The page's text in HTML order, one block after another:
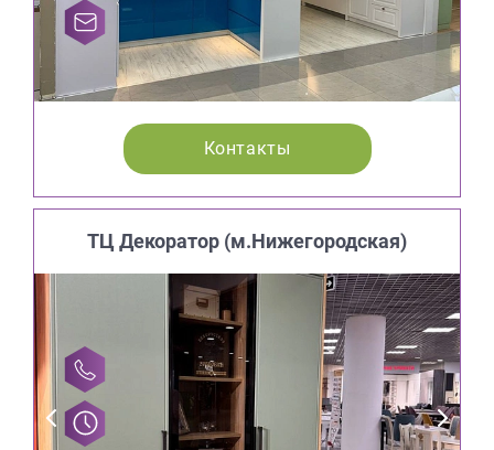
Контакты
ТЦ Декоратор (м.Нижегородская)